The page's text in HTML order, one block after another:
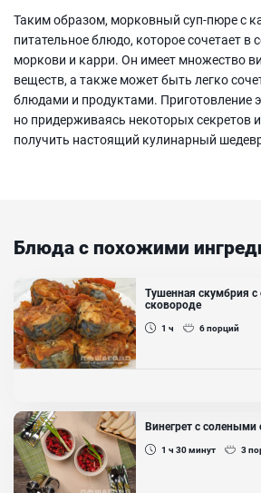
Таким образом, морковный суп-пюре с
питательное блюдо, которое сочетает в
моркови и карри. Он имеет множество
веществ, а также может быть легко
блюдами и продуктами. Приготовление
но придерживаясь некоторых секретов
получить настоящий кулинарный
Блюда с похожими
Тушенная скумбрия
сковороде
1 ч 6порций
Потрясающая тушеная скумбрия с овощами
по этому рецепту получается сочной,
овощи чудесно дополняют ее насыщенный
можно кушать как в горячем, так и в
очень просто и быстро. Отличный вариант на
гарнира к тушенной скумбрии подойдёт
Ингредиенты:
Винегрет с солеными
1 ч 30минут 3